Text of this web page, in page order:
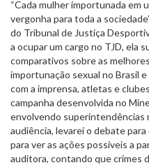
“Cada mulher importunada em
vergonha para toda a
do Tribunal de Justiça
a ocupar um cargo no TJD, ela
comparativos sobre as
importunação sexual no Brasil
com a imprensa, atletas e
campanha desenvolvida no
envolvendo superintendências
audiência, levarei o debate
para ver as ações possíveis a
auditora, contando que crimes